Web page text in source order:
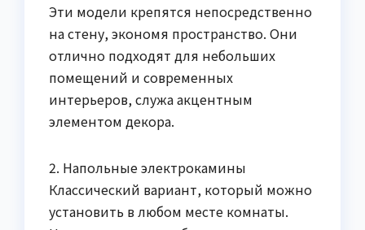
Эти модели крепятся непосредственно
на стену, экономя пространство. Они
отлично подходят для небольших
помещений и современных
интерьеров, служа акцентным
элементом декора.
2. Напольные электрокамины
Классический вариант, который можно
установить в любом месте комнаты.